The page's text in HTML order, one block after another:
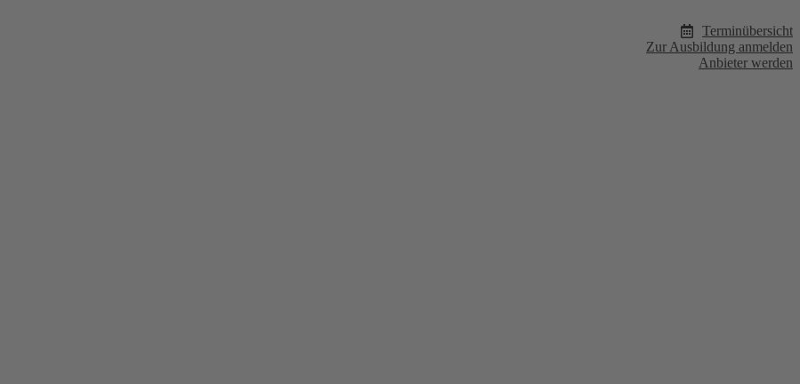
Terminübersicht
Zur Ausbildung anmelden
Anbieter werden